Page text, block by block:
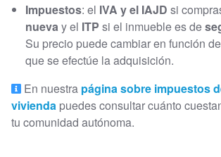
Impuestos: el IVA y el IAJD si
nuevay el ITP si el inmueble es de
Su precio puede cambiar en función
que se efectúe la adquisición.
En nuestra página sobre impuestos
vivienda puedes consultar cuánto
tu comunidad autónoma.